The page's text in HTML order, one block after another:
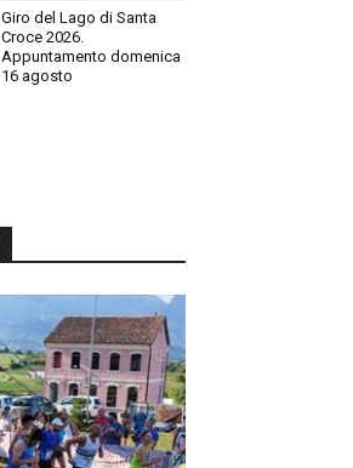
Giro del Lago di Santa
Croce 2026.
Appuntamento domenica
16 agosto